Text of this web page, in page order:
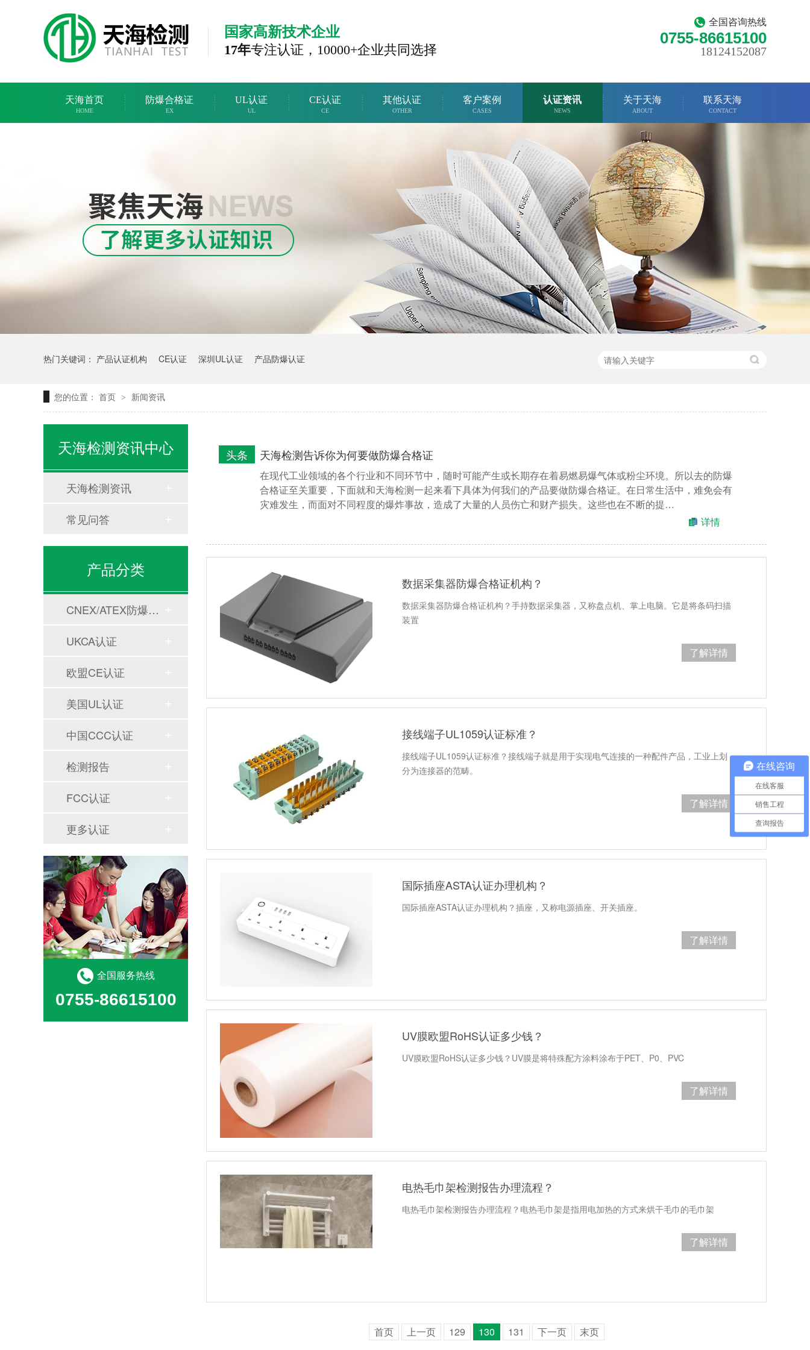
全国咨询热线
0755-86615100
18124152087
国家高新技术企业
17年专注认证， 10000+企业共同选择
天海首页
HOME
防爆合格证
EX
UL认证
UL
CE认证
CE
其他认证
OTHER
客户案例
CASES
认证资讯
NEWS
关于天海
ABOUT
联系天海
CONTACT
热门关键词： 产品认证机构 CE认证 深圳UL认证 产品防爆认证
您的位置： 首页 > 新闻资讯
天海检测告诉你为何要做防爆合格证
头条
在现代工业领域的各个行业和不同环节中，随时可能产生或长期存在着易燃易爆气体或粉尘环境。所以去的防爆
合格证至关重要，下面就和天海检测一起来看下具体为何我们的产品要做防爆合格证。在日常生活中，难免会有
灾难发生，而面对不同程度的爆炸事故，造成了大量的人员伤亡和财产损失。这些也在不断的提…
详情
数据采集器防爆合格证机构？
数据采集器防爆合格证机构？手持数据采集器，又称盘点机、掌上电脑。它是将条码扫描
装置
了解详情
接线端子UL1059认证标准？
接线端子UL1059认证标准？接线端子就是用于实现电气连接的一种配件产品，工业上划
分为连接器的范畴。
了解详情
国际插座ASTA认证办理机构？
国际插座ASTA认证办理机构？插座，又称电源插座、开关插座。
了解详情
UV膜欧盟RoHS认证多少钱？
UV膜欧盟RoHS认证多少钱？UV膜是将特殊配方涂料涂布于PET、P0、PVC
了解详情
电热毛巾架检测报告办理流程？
电热毛巾架检测报告办理流程？电热毛巾架是指用电加热的方式来烘干毛巾的毛巾架
了解详情
首页 上一页 129 130 131 下一页 末页
天海检测资讯中心
天海检测资讯
常见问答
产品分类
CNEX/ATEX防爆合格证
UKCA认证
欧盟CE认证
美国UL认证
中国CCC认证
检测报告
FCC认证
更多认证
全国服务热线
0755-86615100
在线咨询
在线客服
销售工程
查询报告